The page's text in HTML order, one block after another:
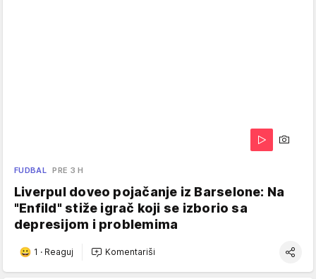
FUDBAL PRE 3 H
Liverpul doveo pojačanje iz Barselone: Na
"Enfild" stiže igrač koji se izborio sa
depresijom i problemima
1 · Reaguj Komentariši